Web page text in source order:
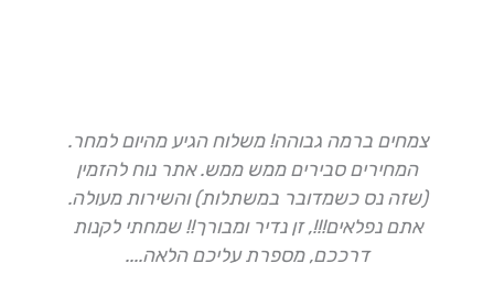
צמחים ברמה גבוהה! משלוח הגיע מהיום למחר.
המחירים סבירים ממש ממש. אתר נוח להזמין
(שזה נס כשמדובר במשתלות) והשירות מעולה.
אתם נפלאים!!!, זן נדיר ומבורך!! שמחתי לקנות
דרככם, מספרת עליכם הלאה....